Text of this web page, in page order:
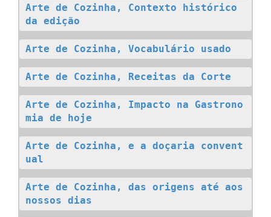
Arte de Cozinha, Contexto histórico
da edição
Arte de Cozinha, Vocabulário usado
Arte de Cozinha, Receitas da Corte
Arte de Cozinha, Impacto na Gastrono
mia de hoje
Arte de Cozinha, e a doçaria convent
ual
Arte de Cozinha, das origens até aos
nossos dias